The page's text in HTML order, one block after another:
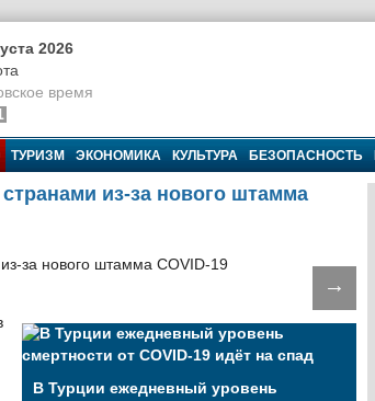
2026
время
ТУРИЗМ ЭКОНОМИКА КУЛЬТУРА БЕЗОПАСНОСТЬ
из-за нового штамма
→
В Турции ежедневный уровень